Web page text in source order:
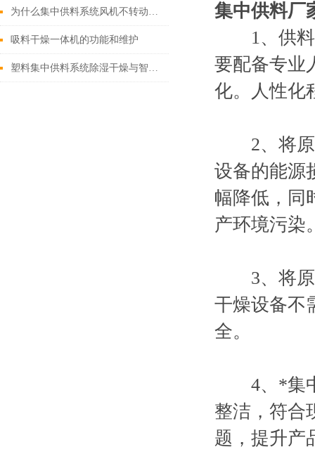
为什么集中供料系统风机不转动及振动过大？
吸料干燥一体机的功能和维护
塑料集中供料系统除湿干燥与智能分配实践
集中供料厂
1、供料
要配备专业
化。人性化
2、将原
设备的能源
幅降低，同
产环境污染
3、将原
干燥设备不
全。
4、*集中
整洁，符合
题，提升产